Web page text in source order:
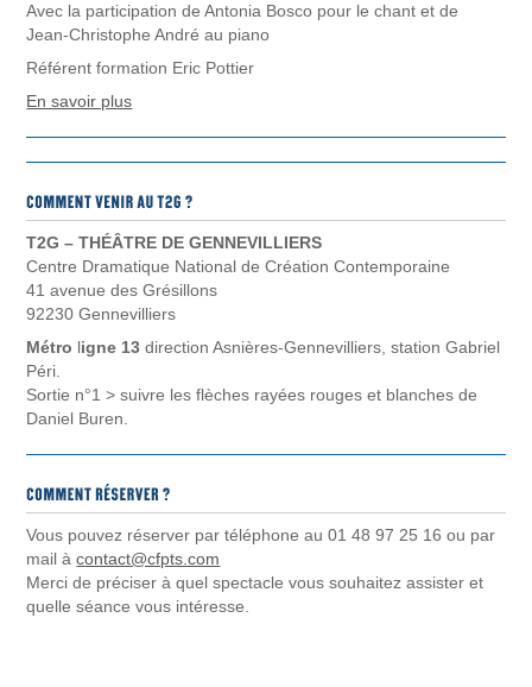
Avec la participation de Antonia Bosco pour le chant et de
Jean-Christophe André au piano
Référent formation Eric Pottier
En savoir plus
T2G – THÉÂTRE DE GENNEVILLIERS
Centre Dramatique National de Création Contemporaine
41 avenue des Grésillons
92230 Gennevilliers
Métro ligne 13 direction Asnières-Gennevilliers, station Gabriel
Péri.
Sortie n°1 > suivre les flèches rayées rouges et blanches de
Daniel Buren.
Vous pouvez réserver par téléphone au 01 48 97 25 16 ou par
mail àcontact@cfpts.com
Merci de préciser à quel spectacle vous souhaitez assister et
quelle séance vous intéresse.